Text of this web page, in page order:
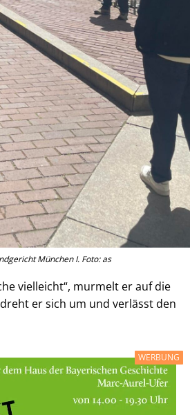
München I. Foto: as
vielleicht“, murmelt er auf die
er sich um und verlässt den
WERBUNG